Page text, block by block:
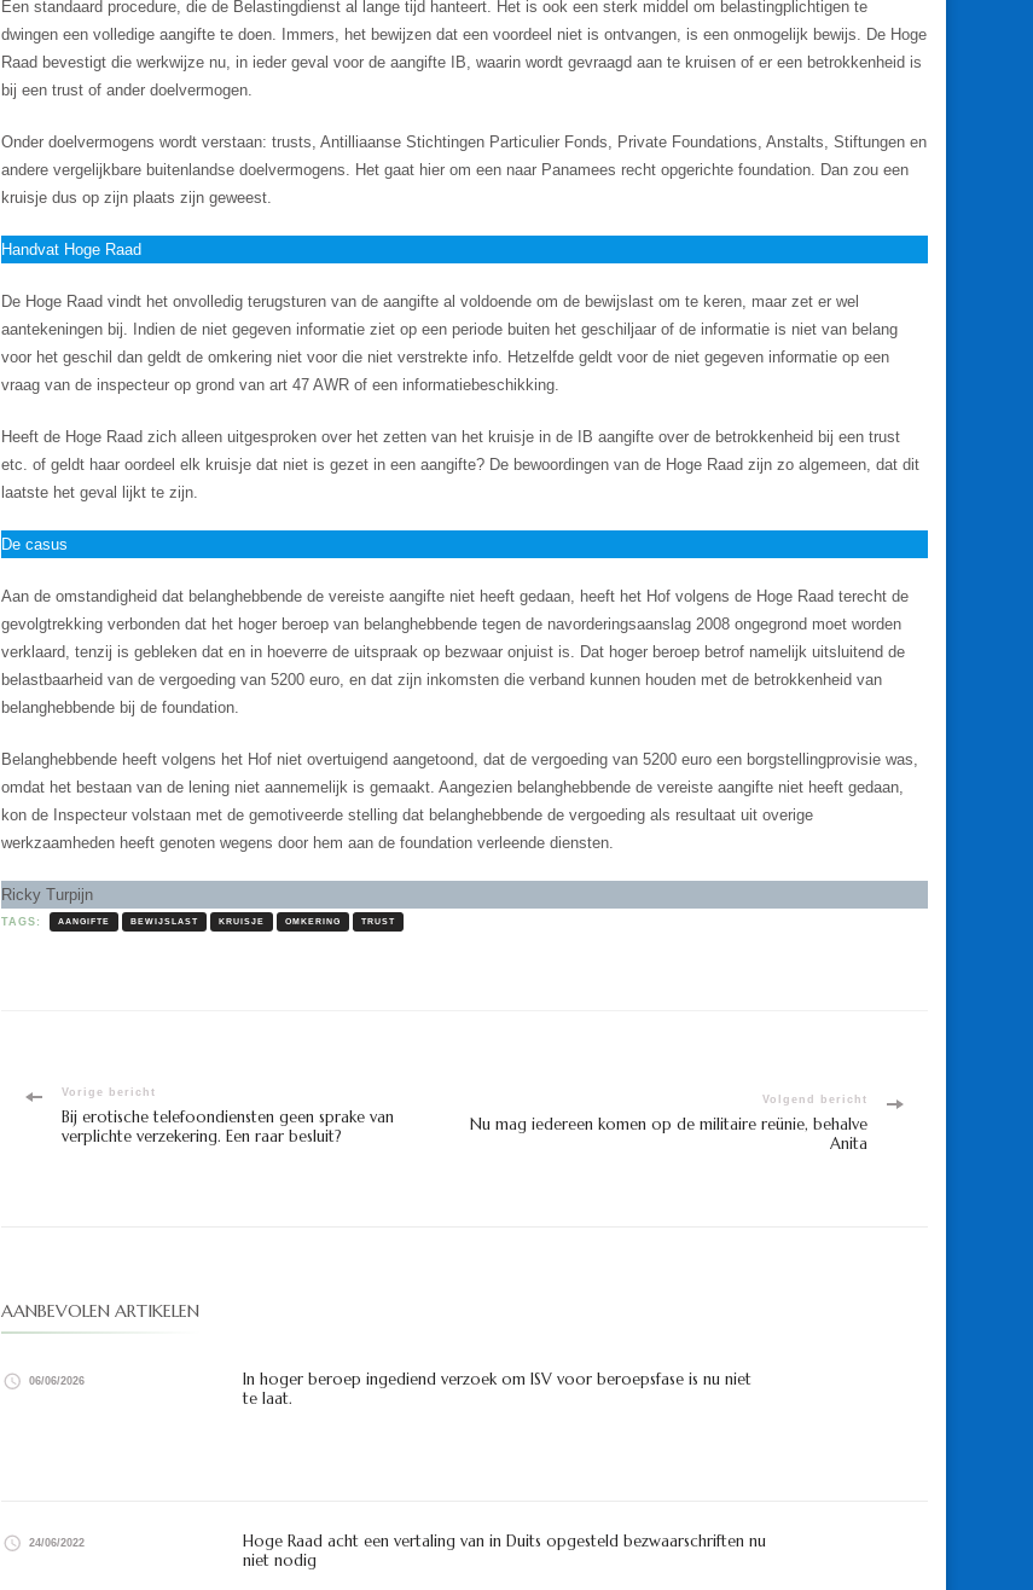
Een standaard procedure, die de Belastingdienst al lange tijd hanteert. Het is ook een sterk middel om belastingplichtigen te
dwingen een volledige aangifte te doen. Immers, het bewijzen dat een voordeel niet is ontvangen, is een onmogelijk bewijs. De Hoge
Raad bevestigt die werkwijze nu, in ieder geval voor de aangifte IB, waarin wordt gevraagd aan te kruisen of er een betrokkenheid is
bij een trust of ander doelvermogen.
Onder doelvermogens wordt verstaan: trusts, Antilliaanse Stichtingen Particulier Fonds, Private Foundations, Anstalts, Stiftungen en
andere vergelijkbare buitenlandse doelvermogens. Het gaat hier om een naar Panamees recht opgerichte foundation. Dan zou een
kruisje dus op zijn plaats zijn geweest.
Handvat Hoge Raad
De Hoge Raad vindt het onvolledig terugsturen van de aangifte al voldoende om de bewijslast om te keren, maar zet er wel
aantekeningen bij. Indien de niet gegeven informatie ziet op een periode buiten het geschiljaar of de informatie is niet van belang
voor het geschil dan geldt de omkering niet voor die niet verstrekte info. Hetzelfde geldt voor de niet gegeven informatie op een
vraag van de inspecteur op grond van art 47 AWR of een informatiebeschikking.
Heeft de Hoge Raad zich alleen uitgesproken over het zetten van het kruisje in de IB aangifte over de betrokkenheid bij een trust
etc. of geldt haar oordeel elk kruisje dat niet is gezet in een aangifte? De bewoordingen van de Hoge Raad zijn zo algemeen, dat dit
laatste het geval lijkt te zijn.
De casus
Aan de omstandigheid dat belanghebbende de vereiste aangifte niet heeft gedaan, heeft het Hof volgens de Hoge Raad terecht de
gevolgtrekking verbonden dat het hoger beroep van belanghebbende tegen de navorderingsaanslag 2008 ongegrond moet worden
verklaard, tenzij is gebleken dat en in hoeverre de uitspraak op bezwaar onjuist is. Dat hoger beroep betrof namelijk uitsluitend de
belastbaarheid van de vergoeding van 5200 euro, en dat zijn inkomsten die verband kunnen houden met de betrokkenheid van
belanghebbende bij de foundation.
Belanghebbende heeft volgens het Hof niet overtuigend aangetoond, dat de vergoeding van 5200 euro een borgstellingprovisie was,
omdat het bestaan van de lening niet aannemelijk is gemaakt. Aangezien belanghebbende de vereiste aangifte niet heeft gedaan,
kon de Inspecteur volstaan met de gemotiveerde stelling dat belanghebbende de vergoeding als resultaat uit overige
werkzaamheden heeft genoten wegens door hem aan de foundation verleende diensten.
Ricky Turpijn
TAGS: AANGIFTE BEWIJSLAST KRUISJE OMKERING TRUST
Bericht
navigatie
Vorige bericht
Bij erotische telefoondiensten geen sprake van
verplichte verzekering. Een raar besluit?
Volgend bericht
Nu mag iedereen komen op de militaire reünie, behalve
Anita
AANBEVOLEN ARTIKELEN
06/06/2026
In hoger beroep ingediend verzoek om ISV voor beroepsfase is nu niet
te laat.
24/06/2022
Hoge Raad acht een vertaling van in Duits opgesteld bezwaarschriften nu
niet nodig